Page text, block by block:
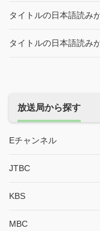
タイトルの日本語読み
タイトルの日本語読み
放送局から探す
Eチャンネル
JTBC
KBS
MBC